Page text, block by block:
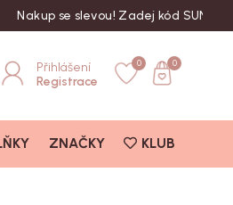
se slevou! Zadej kód SUN20
Přihlášení
Registrace
0 0
ZNAČKY KLUB